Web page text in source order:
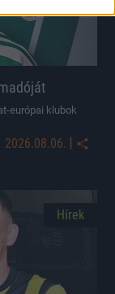
európai klubok
2026.08.06. |
Hírek